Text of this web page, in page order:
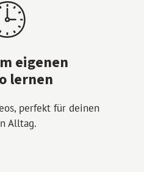
eigenen
lernen
perfekt für deinen
Alltag.